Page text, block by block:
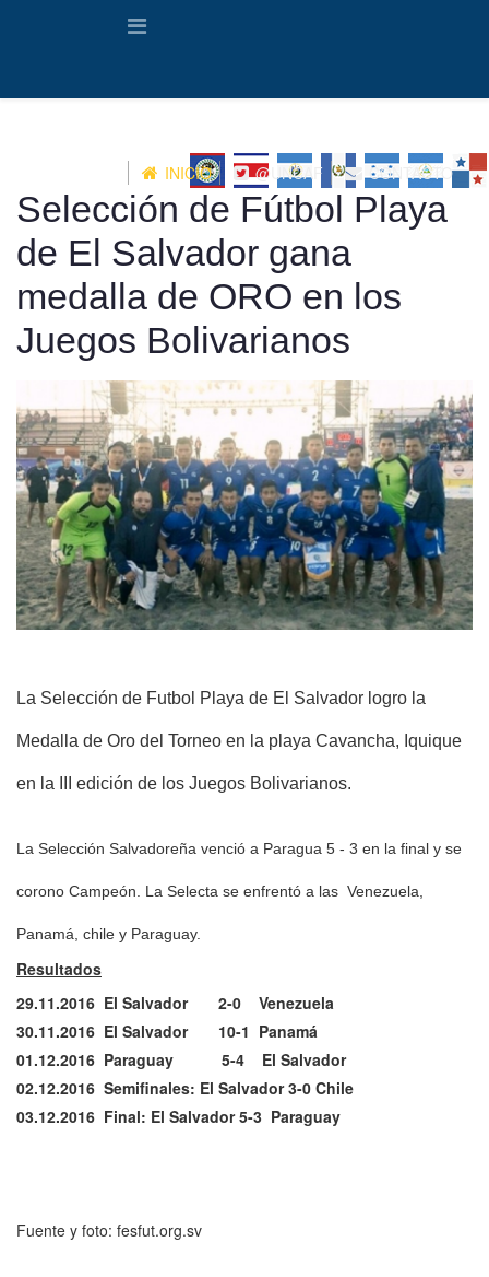
INICIO @UNCAF CONTACTO
Selección de Fútbol Playa
de El Salvador gana
medalla de ORO en los
Juegos Bolivarianos
La Selección de Futbol Playa de El Salvador logro la
Medalla de Oro del Torneo en la playa Cavancha, Iquique
en la III edición de los Juegos Bolivarianos.
La Selección Salvadoreña venció a Paragua 5 - 3 en la final y se
corono Campeón. La Selecta se enfrentó a las Venezuela,
Panamá, chile y Paraguay.
Resultados
29.11.2016 El Salvador 2-0 Venezuela
30.11.2016 El Salvador 10-1 Panamá
01.12.2016 Paraguay 5-4 El Salvador
02.12.2016 Semifinales: El Salvador 3-0 Chile
03.12.2016 Final: El Salvador 5-3 Paraguay
Fuente y foto: fesfut.org.sv